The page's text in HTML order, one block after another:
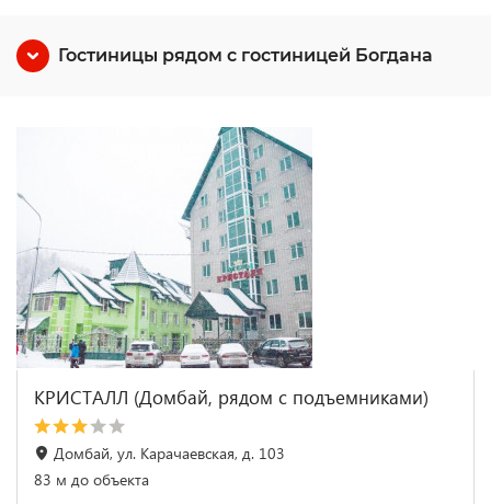
Гостиницы рядом с гостиницей Богдана
КРИСТАЛЛ (Домбай, рядом с подъемниками)
Домбай, ул. Карачаевская, д. 103
83 м до объекта